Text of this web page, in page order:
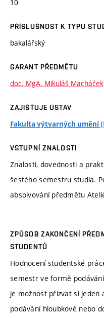
10
PŘÍSLUŠNOST K TYPU
bakalářský
GARANT PŘEDMĚTU
doc. MgA. Mikuláš Macháček
ZAJIŠŤUJE ÚSTAV
Fakulta výtvarných umění
VSTUPNÍ ZNALOSTI
Znalosti, dovednosti a
šestého semestru studia.
absolvování předmětu
ZPŮSOB ZAKONČENÍ
STUDENTŮ
Hodnocení studentské
semestr ve formě
je možnost přizvat si jeden
podávání hloubkové nebo